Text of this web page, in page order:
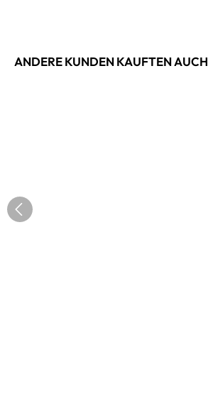
ANDERE KUNDEN KAUFTEN AUCH